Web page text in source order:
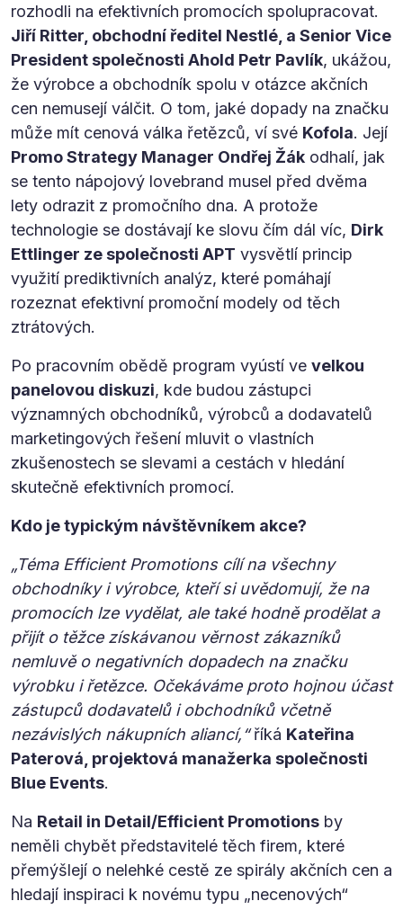
rozhodli na efektivních promocích spolupracovat.
Jiří Ritter, obchodní ředitel Nestlé, a Senior Vice
President společnosti Ahold Petr Pavlík, ukážou,
že výrobce a obchodník spolu v otázce akčních
cen nemusejí válčit. O tom, jaké dopady na značku
může mít cenová válka řetězců, ví své Kofola. Její
Promo Strategy Manager Ondřej Žák odhalí, jak
se tento nápojový lovebrand musel před dvěma
lety odrazit z promočního dna. A protože
technologie se dostávají ke slovu čím dál víc, Dirk
Ettlinger ze společnosti APT vysvětlí princip
využití prediktivních analýz, které pomáhají
rozeznat efektivní promoční modely od těch
ztrátových.
Po pracovním obědě program vyústí ve velkou
panelovou diskuzi, kde budou zástupci
významných obchodníků, výrobců a dodavatelů
marketingových řešení mluvit o vlastních
zkušenostech se slevami a cestách v hledání
skutečně efektivních promocí.
Kdo je typickým návštěvníkem akce?
„Téma Efficient Promotions cílí na všechny
obchodníky i výrobce, kteří si uvědomují, že na
promocích lze vydělat, ale také hodně prodělat a
přijít o těžce získávanou věrnost zákazníků
nemluvě o negativních dopadech na značku
výrobku i řetězce. Očekáváme proto hojnou účast
zástupců dodavatelů i obchodníků včetně
nezávislých nákupních aliancí,“říká Kateřina
Paterová, projektová manažerka společnosti
Blue Events.
Na Retail in Detail/Efficient Promotions by
neměli chybět představitelé těch firem, které
přemýšlejí o nelehké cestě ze spirály akčních cen a
hledají inspiraci k novému typu „necenových“